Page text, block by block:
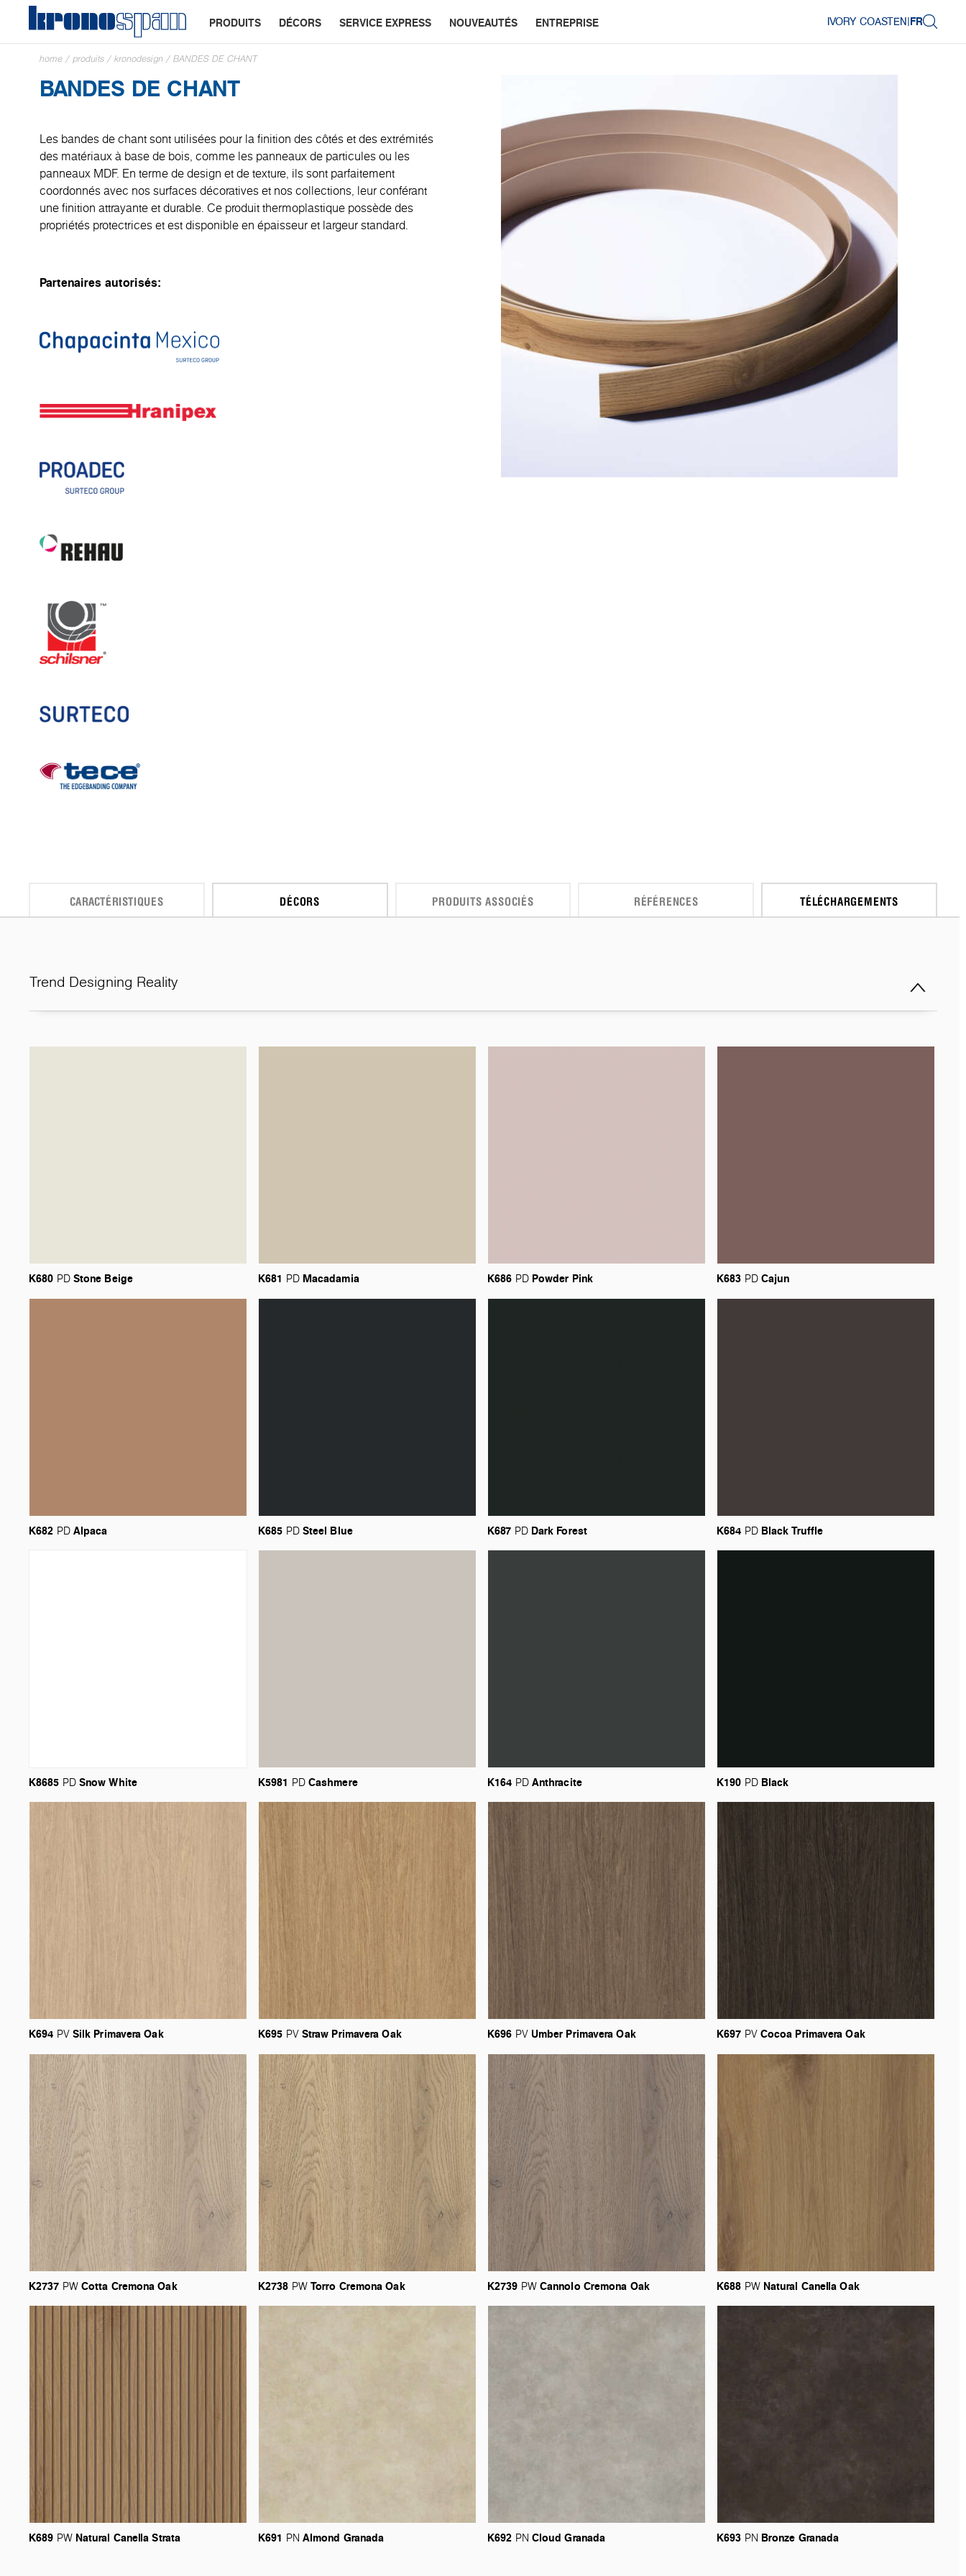
PRODUITS DÉCORS SERVICE EXPRESS NOUVEAUTÉS ENTREPRISE IVORY COASTEN|FR
home / produits / kronodesign / BANDES DE CHANT
BANDES DE CHANT
Les bandes de chant sont utilisées pour la finition des côtés et des extrémités
des matériaux à base de bois, comme les panneaux de particules ou les
panneaux MDF. En terme de design et de texture, ils sont parfaitement
coordonnés avec nos surfaces décoratives et nos collections, leur conférant
une finition attrayante et durable. Ce produit thermoplastique possède des
propriétés protectrices et est disponible en épaisseur et largeur standard.
Partenaires autorisés:
CARACTÉRISTIQUES DÉCORS PRODUITS ASSOCIÉS RÉFÉRENCES TÉLÉCHARGEMENTS
Trend Designing Reality
K680 PD Stone Beige K681 PD Macadamia K686 PD Powder Pink K683 PD Cajun
K682 PD Alpaca K685 PD Steel Blue K687 PD Dark Forest K684 PD Black Truffle
K8685 PD Snow White K5981 PD Cashmere K164 PD Anthracite K190 PD Black
K694 PV Silk Primavera Oak K695 PV Straw Primavera Oak K696 PV Umber Primavera Oak K697 PV Cocoa Primavera Oak
K2737 PW Cotta Cremona Oak K2738 PW Torro Cremona Oak K2739 PW Cannolo Cremona Oak K688 PW Natural Canella Oak
K689 PW Natural Canella Strata K691 PN Almond Granada K692 PN Cloud Granada K693 PN Bronze Granada